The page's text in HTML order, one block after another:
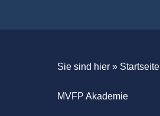
Sie sind hier » Startseite
MVFP Akademie